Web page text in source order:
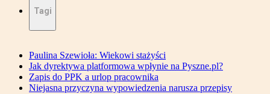
Tagi
Paulina Szewioła: Wiekowi stażyści
Jak dyrektywa platformowa wpłynie na Pyszne.pl?
Zapis do PPK a urlop pracownika
Niejasna przyczyna wypowiedzenia narusza przepisy